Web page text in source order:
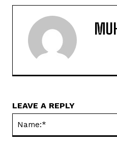
LEAVE A REPLY